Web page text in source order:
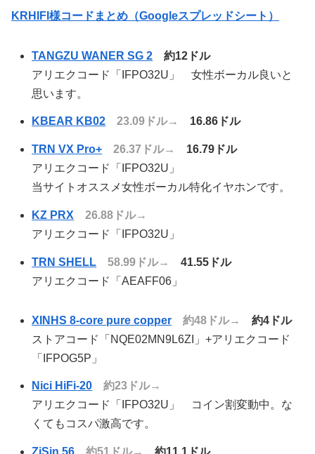
KRHIFI様コードまとめ（Googleスプレッドシート）
TANGZU WANER SG 2 約12ドル
アリエクコード「IFPO32U」 女性ボーカル良いと
思います。
KBEAR KB02 23.09ドル→ 16.86ドル
TRN VX Pro+ 26.37ドル→
16.79ドル
アリエクコード「IFPO32U」
当サイトオススメ女性ボーカル特化イヤホンです。
KZ PRX
26.88ドル→
アリエクコード「IFPO32U」
TRN SHELL 58.99ドル→
41.55ドル
アリエクコード「AEAFF06」
XINHS 8-core pure copper 約48ドル→
約4ドル
ストアコード「NQE02MN9L6ZI」+アリエクコード
「IFPOG5P」
Nici HiFi-20
約23ドル→
アリエクコード「IFPO32U」 コイン割変動中。な
くてもコスパ激高です。
ZiSin 56 約51ドル→
約11.1ドル